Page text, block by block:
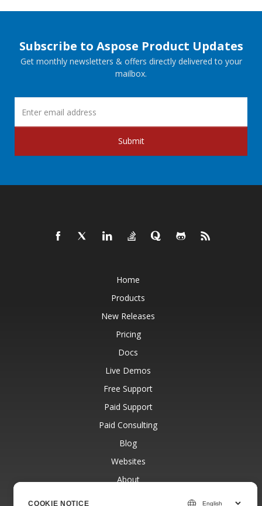
Subscribe to Aspose Product Updates
Get monthly newsletters & offers directly delivered to your
mailbox.
Submit
Home
Products
New Releases
Pricing
Docs
Live Demos
Free Support
Paid Support
Paid Consulting
Blog
Websites
About
COOKIE NOTICE